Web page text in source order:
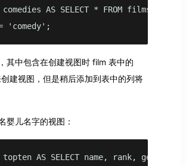
comedies AS SELECT * FROM films
= 'comedy';
其中包含在创建视图时 film 表中的
建视图，但是稍后添加到表中的列将
婴儿名字的视图：
topten AS SELECT name, rank, gender,